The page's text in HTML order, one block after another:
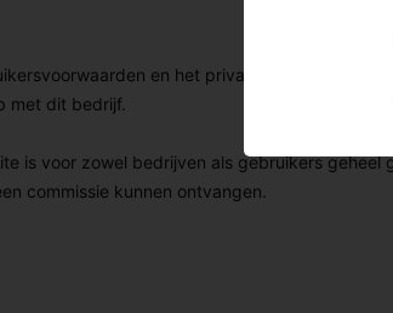
en het privacybeleid door
met dit bedrijf.
is voor zowel bedrijven als gebruikers geheel
commissie kunnen ontvangen.